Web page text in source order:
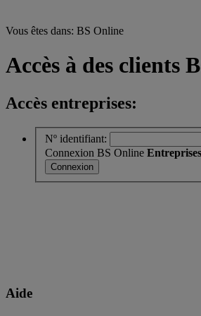
Vous êtes dans: BS Online
Accès à des clients
Accès entreprises:
Nº identifiant:
Connexion BS Online Entreprises
Aide